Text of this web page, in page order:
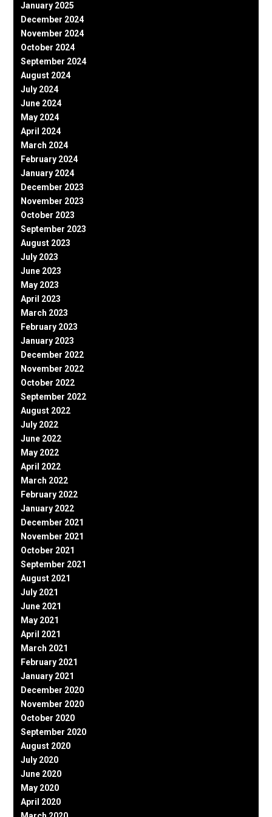
January 2025
December 2024
November 2024
October 2024
September 2024
August 2024
July 2024
June 2024
May 2024
April 2024
March 2024
February 2024
January 2024
December 2023
November 2023
October 2023
September 2023
August 2023
July 2023
June 2023
May 2023
April 2023
March 2023
February 2023
January 2023
December 2022
November 2022
October 2022
September 2022
August 2022
July 2022
June 2022
May 2022
April 2022
March 2022
February 2022
January 2022
December 2021
November 2021
October 2021
September 2021
August 2021
July 2021
June 2021
May 2021
April 2021
March 2021
February 2021
January 2021
December 2020
November 2020
October 2020
September 2020
August 2020
July 2020
June 2020
May 2020
April 2020